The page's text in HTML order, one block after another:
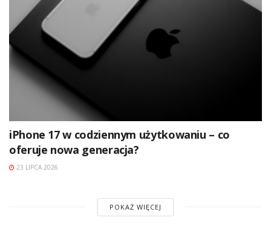
iPhone 17 w codziennym użytkowaniu – co
oferuje nowa generacja?
23 LIPCA 2026
POKAŻ WIĘCEJ